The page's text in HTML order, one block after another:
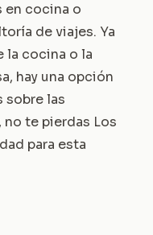
en cocina o
de viajes. Ya
la cocina o la
hay una opción
sobre las
te pierdas Los
para esta